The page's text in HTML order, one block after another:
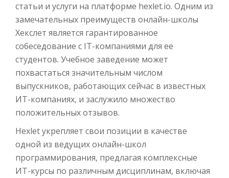
статьи и услуги на платформе hexlet.io. Одним из
замечательных преимуществ онлайн-школы
Хекслет является гарантированное
собеседование с IT-компаниями для ее
студентов. Учебное заведение может
похвастаться значительным числом
выпускников, работающих сейчас в известных
ИТ-компаниях, и заслужило множество
положительных отзывов.
Hexlet укрепляет свои позиции в качестве
одной из ведущих онлайн-школ
программирования, предлагая комплексные
ИТ-курсы по различным дисциплинам, включая